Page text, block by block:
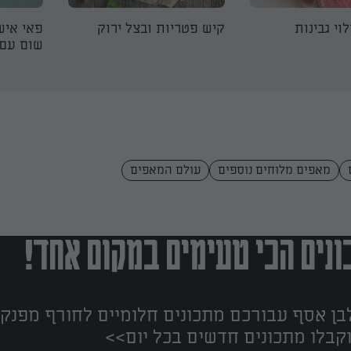
גבינות קיש פטריות ובצל ירוק
פאי
שום
מאפים מלוחים נוספים עולם המאפים
הכי טעימים במקום אחד!
אסף עבורכם מתכונים חלומיים לחורף
מתכונים חדשים בכל יום>>